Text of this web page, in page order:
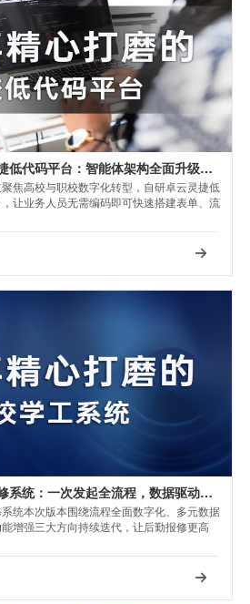
卓云灵捷低代码平台：智能体架构全面升级，AI驱动应用构建新体验
焦高校与职校数字化转型，自研卓云灵捷低
让业务人员无需编码即可快速搭建表单、流
景。

卓云报修系统：一次发起全流程，数据驱动后勤管理升级
统本次版本围绕流程全面数字化、多元数据
增强三大方向持续迭代，让后勤报修更高
